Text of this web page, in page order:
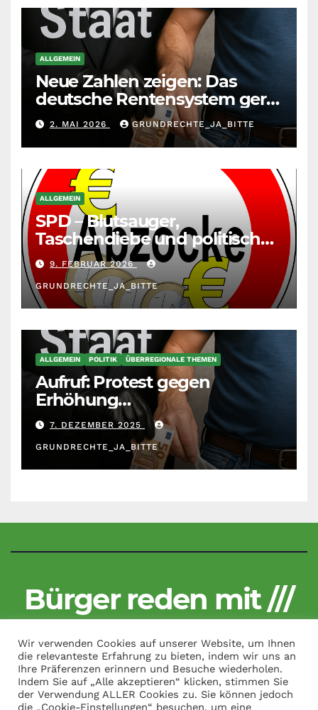
ALLGEMEIN
Neue Zahlen zeigen: Das
deutsche Rentensystem gerät
durch die
Massenzuwanderung
zunehmend unter die Räder.
2. MAI 2026 GRUNDRECHTE_JA_BITTE
ALLGEMEIN
SPD – Blutsauger,
Taschendiebe und politisch
unberechenbar
9. FEBRUAR 2026
GRUNDRECHTE_JA_BITTE
ALLGEMEIN POLITIK ÜBERREGIONALE THEMEN
Aufruf: Protest gegen
Erhöhung
Krankenkassenbeiträge
7. DEZEMBER 2025
GRUNDRECHTE_JA_BITTE
Bürger reden mit ///
Copyright by Bürger reden mit /// All Rights Reserved. |Theme:
Wir verwenden Cookies auf unserer Website, um Ihnen
die relevanteste Erfahrung zu bieten, indem wir uns an
Ihre Präferenzen erinnern und Besuche wiederholen.
Indem Sie auf „Alle akzeptieren“ klicken, stimmen Sie
der Verwendung ALLER Cookies zu. Sie können jedoch
die „Cookie-Einstellungen“ besuchen, um eine